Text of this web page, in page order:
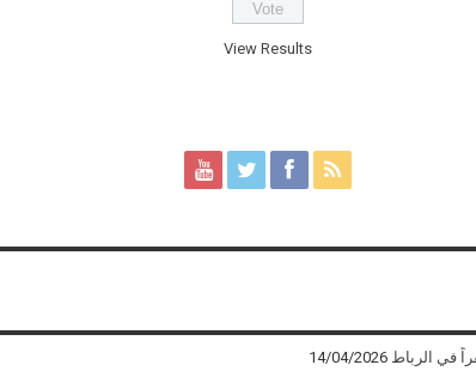
View Results
في الرباط 14/04/2026